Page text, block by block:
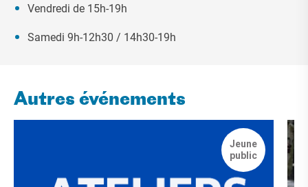
Vendredi de 15h-19h
Samedi 9h-12h30 / 14h30-19h
Autres événements
Jeune
public